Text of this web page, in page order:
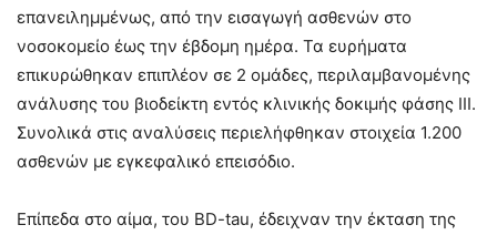
επανειλημμένως, από την εισαγωγή ασθενών στο
νοσοκομείο έως την έβδομη ημέρα. Τα ευρήματα
επικυρώθηκαν επιπλέον σε 2 ομάδες, περιλαμβανομένης
ανάλυσης του βιοδείκτη εντός κλινικής δοκιμής φάσης III.
Συνολικά στις αναλύσεις περιελήφθηκαν στοιχεία 1.200
ασθενών με εγκεφαλικό επεισόδιο.
Επίπεδα στο αίμα, του BD-tau, έδειχναν την έκταση της